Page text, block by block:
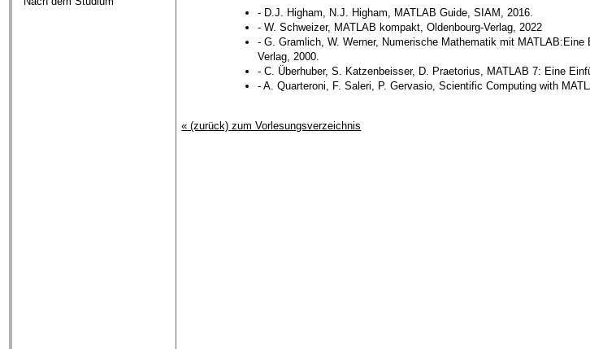
- D.J. Higham, N.J. Higham, MATLAB Guide, SIAM, 2016.
- W. Schweizer, MATLAB kompakt, Oldenbourg-Verlag, 2022
- G. Gramlich, W. Werner, Numerische Mathematik mit
Verlag, 2000.
- C. Überhuber, S. Katzenbeisser, D. Praetorius, MATLAB 7: Eine
- A. Quarteroni, F. Saleri, P. Gervasio, Scientific Computing with
« (zurück) zum Vorlesungsverzeichnis